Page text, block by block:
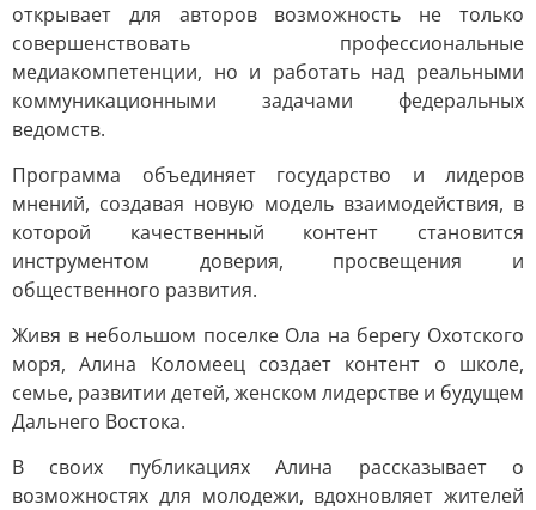
открывает для авторов возможность не только
совершенствовать профессиональные
медиакомпетенции, но и работать над реальными
коммуникационными задачами федеральных
ведомств.
Программа объединяет государство и лидеров
мнений, создавая новую модель взаимодействия, в
которой качественный контент становится
инструментом доверия, просвещения и
общественного развития.
Живя в небольшом поселке Ола на берегу Охотского
моря, Алина Коломеец создает контент о школе,
семье, развитии детей, женском лидерстве и будущем
Дальнего Востока.
В своих публикациях Алина рассказывает о
возможностях для молодежи, вдохновляет жителей